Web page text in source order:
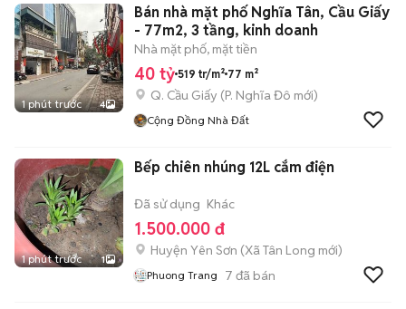
1 phút trước 4
Bán nhà mặt phố Nghĩa Tân, Cầu Giấy
- 77m2, 3 tầng, kinh doanh
Nhà mặt phố, mặt tiền
40 tỷ 519 tr/m² 77 m²
Q. Cầu Giấy (P. Nghĩa Đô mới)
Cộng Đồng Nhà Đất
1 phút trước 1
Bếp chiên nhúng 12L cắm điện
Đã sử dụng Khác
1.500.000 đ
Huyện Yên Sơn (Xã Tân Long mới)
Phuong Trang 7 đã bán